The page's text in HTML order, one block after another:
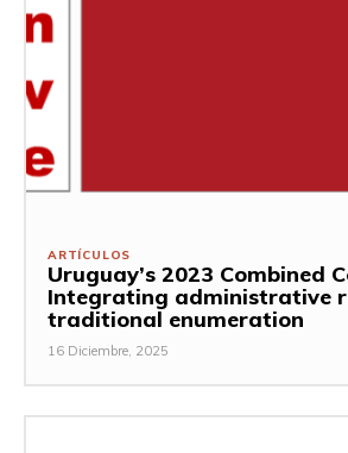
ARTÍCULOS
Uruguay’s 2023 Combined
Integrating administrative
traditional enumeration
16 Diciembre, 2025